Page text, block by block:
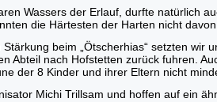
Wassers der Erlauf, durfte natürlich
die Härtesten der Harten nicht
beim „Ötscherhias“ setzten wir
Abteil nach Hofstetten zurück fuhren.
der 8 Kinder und ihrer Eltern nicht
Michi Trillsam und hoffen auf ein